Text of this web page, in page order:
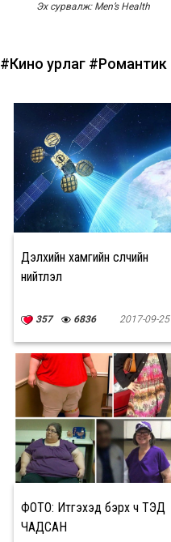
Эх сурвалж: Men’s Health
#Кино урлаг #Романтик
Дэлхийн хамгийн сүүлчийн
нийтлэл
357 6836 2017-09-25
ФОТО: Итгэхэд бэрх ч ТЭД
ЧАДСАН